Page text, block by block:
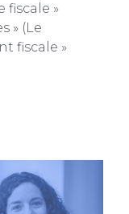
fiscale »
» (Le
fiscale »